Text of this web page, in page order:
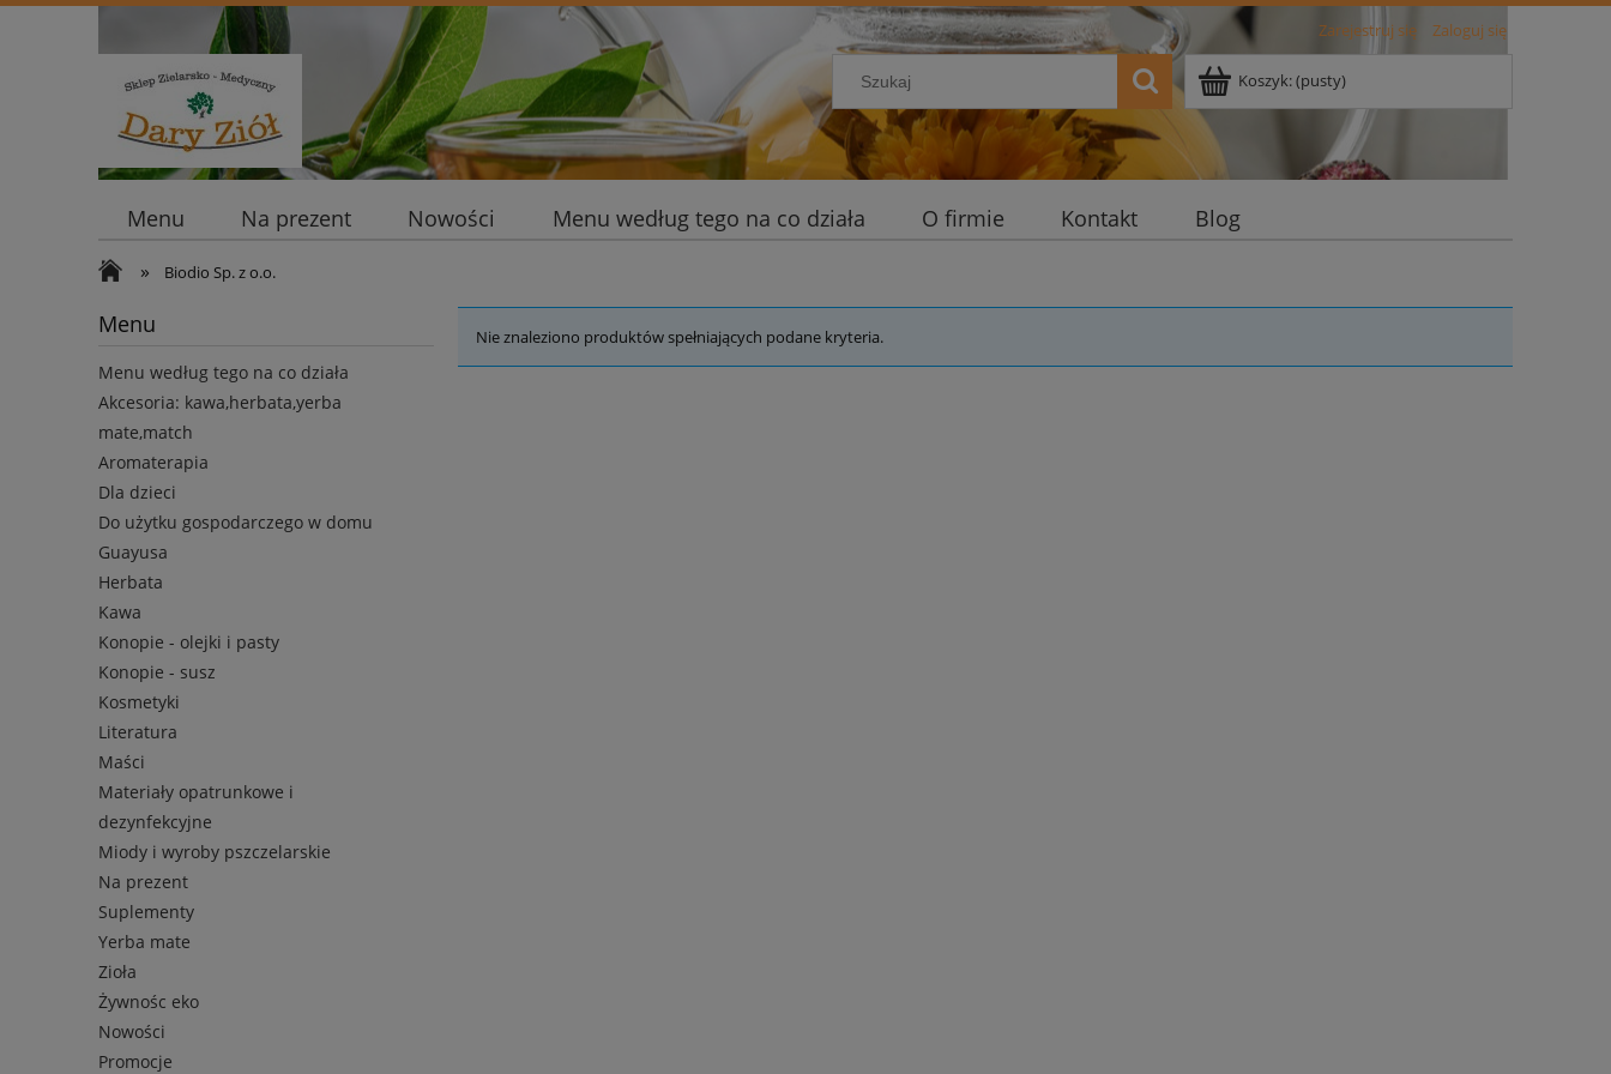
Zarejestruj się Zaloguj się
Koszyk:(pusty)
Menu Na prezent Nowości Menu według tego na co działa O firmie Kontakt Blog
» Biodio Sp. z o.o.
Menu
Menu według tego na co działa
Akcesoria: kawa,herbata,yerba
mate,match
Aromaterapia
Dla dzieci
Do użytku gospodarczego w domu
Guayusa
Herbata
Kawa
Konopie - olejki i pasty
Konopie - susz
Kosmetyki
Literatura
Maści
Materiały opatrunkowe i
dezynfekcyjne
Miody i wyroby pszczelarskie
Na prezent
Suplementy
Yerba mate
Zioła
Żywnośc eko
Nowości
Promocje
Nie znaleziono produktów spełniających podane kryteria.